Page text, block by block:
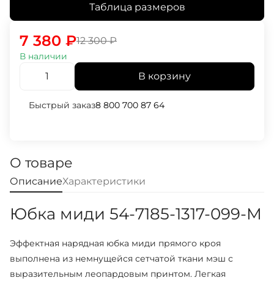
Таблица размеров
12 300₽
7 380 ₽
В наличии
В корзину
Быстрый заказ8 800 700 87 64
О товаре
ОписаниеХарактеристики
Юбка миди 54-7185-1317-099-M
Эффектная нарядная юбка миди прямого кроя
выполнена из немнущейся сетчатой ткани мэш с
выразительным леопардовым принтом. Легкая